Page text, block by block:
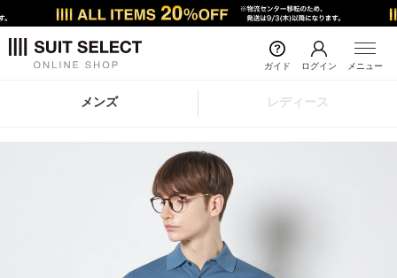
ガイド ログイン メニュー
メンズ レディース